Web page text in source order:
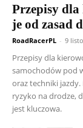
Przepisy
je od zasad
RoadRacerPL - 9
Przepisy dla
samochodów pod
oraz techniki
ryzyko na drodze,
jest kluczowa.